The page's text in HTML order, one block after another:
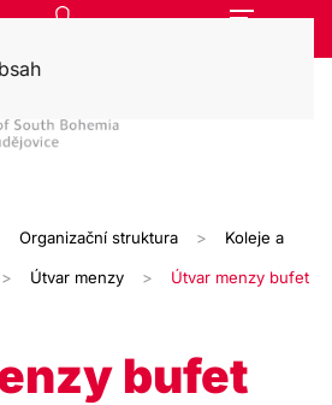
Organizační struktura Koleje a
Útvar menzy Útvar menzy bufet
bufet